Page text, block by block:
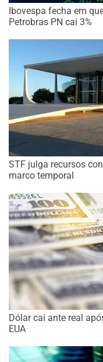
Ibovespa fecha em
Petrobras PN cai 3%
STF julga recursos
marco temporal
Dólar cai ante real
EUA